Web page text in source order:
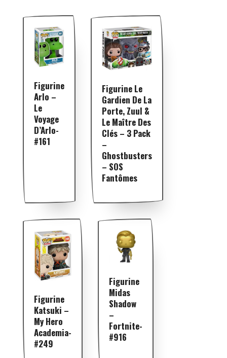
Figurine
Arlo –
Le
Voyage
D’Arlo-
#161
Figurine Le
Gardien De La
Porte, Zuul &
Le Maître Des
Clés – 3 Pack
–
Ghostbusters
– SOS
Fantômes
Figurine
Katsuki –
My Hero
Academia-
#249
Figurine
Midas
Shadow
–
Fortnite-
#916